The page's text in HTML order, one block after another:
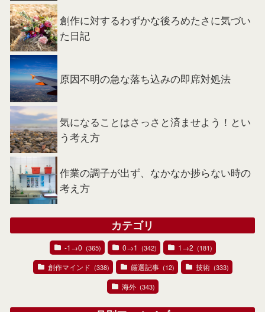
創作に対するわずかな後ろめたさに気づい
た日記
原因不明の急な落ち込みの即席対処法
気になることはさっさと済ませよう！とい
う考え方
作業の調子が出ず、なかなか捗らない時の
考え方
カテゴリ
-1→0 (365) 0→1 (342) 1→2 (181)
創作マインド (338) 厳選記事 (12) 技術 (333)
海外 (343)